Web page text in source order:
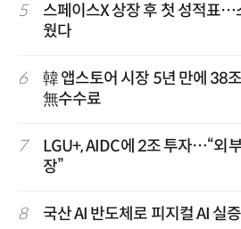
5
스페이스X 상장 후 첫 성적표…
웠다
6
韓 앱스토어 시장 5년 만에 38
無수수료
7
LGU+, AIDC에 2조 투자…“외
장”
8 국산 AI 반도체로 피지컬 AI 실